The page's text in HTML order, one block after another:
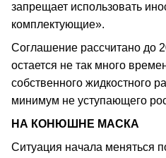
запрещает использовать
комплектующие».
Соглашение рассчитано до
остается не так много
собственного жидкостного
минимум не уступающего
НА КОНЮШНЕ МАСКА
Ситуация начала меняться